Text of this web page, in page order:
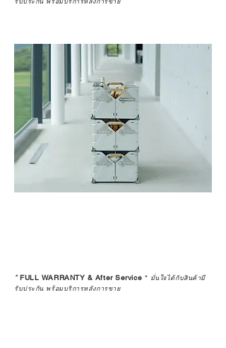
*FULL WARRANTY & After Service * มั่นใจได้กับสินค้ามี
รับประกัน พร้อมบริการหลังการขาย